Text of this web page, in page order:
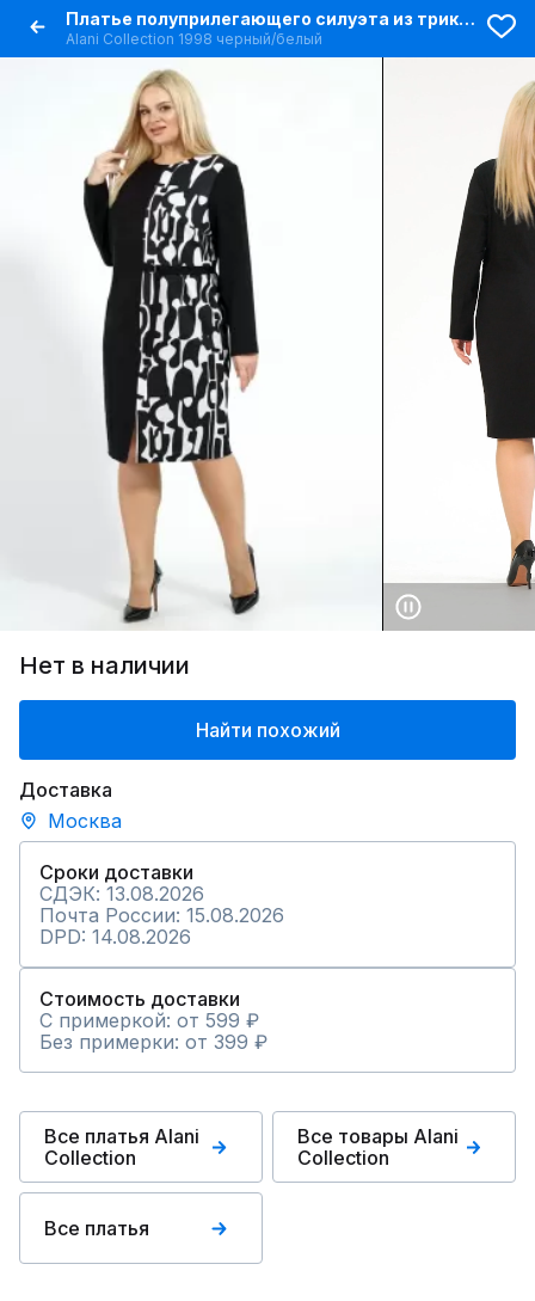
Платье полуприлегающего силуэта из трикотажа с разрезом
Alani Collection 1998 черный/белый
Нет в наличии
Найти похожий
Доставка
Москва
Сроки доставки
СДЭК: 13.08.2026
Почта России: 15.08.2026
DPD: 14.08.2026
Стоимость доставки
С примеркой: от 599 ₽
Без примерки: от 399 ₽
Все платья Alani
Collection
Все товары Alani
Collection
Все платья